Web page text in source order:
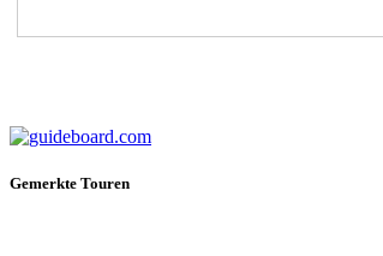
Gemerkte Touren